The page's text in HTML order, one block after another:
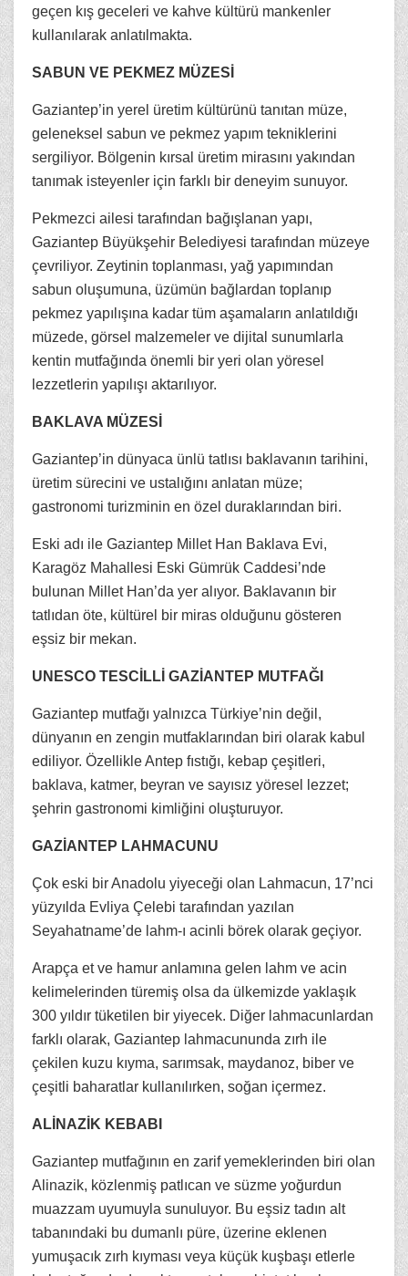
geçen kış geceleri ve kahve kültürü mankenler
kullanılarak anlatılmakta.
SABUN VE PEKMEZ MÜZESİ
Gaziantep’in yerel üretim kültürünü tanıtan müze,
geleneksel sabun ve pekmez yapım tekniklerini
sergiliyor. Bölgenin kırsal üretim mirasını yakından
tanımak isteyenler için farklı bir deneyim sunuyor.
Pekmezci ailesi tarafından bağışlanan yapı,
Gaziantep Büyükşehir Belediyesi tarafından müzeye
çevriliyor. Zeytinin toplanması, yağ yapımından
sabun oluşumuna, üzümün bağlardan toplanıp
pekmez yapılışına kadar tüm aşamaların anlatıldığı
müzede, görsel malzemeler ve dijital sunumlarla
kentin mutfağında önemli bir yeri olan yöresel
lezzetlerin yapılışı aktarılıyor.
BAKLAVA MÜZESİ
Gaziantep’in dünyaca ünlü tatlısı baklavanın tarihini,
üretim sürecini ve ustalığını anlatan müze;
gastronomi turizminin en özel duraklarından biri.
Eski adı ile Gaziantep Millet Han Baklava Evi,
Karagöz Mahallesi Eski Gümrük Caddesi’nde
bulunan Millet Han’da yer alıyor. Baklavanın bir
tatlıdan öte, kültürel bir miras olduğunu gösteren
eşsiz bir mekan.
UNESCO TESCİLLİ GAZİANTEP MUTFAĞI
Gaziantep mutfağı yalnızca Türkiye’nin değil,
dünyanın en zengin mutfaklarından biri olarak kabul
ediliyor. Özellikle Antep fıstığı, kebap çeşitleri,
baklava, katmer, beyran ve sayısız yöresel lezzet;
şehrin gastronomi kimliğini oluşturuyor.
GAZİANTEP LAHMACUNU
Çok eski bir Anadolu yiyeceği olan Lahmacun, 17’nci
yüzyılda Evliya Çelebi tarafından yazılan
Seyahatname’de lahm-ı acinli börek olarak geçiyor.
Arapça et ve hamur anlamına gelen lahm ve acin
kelimelerinden türemiş olsa da ülkemizde yaklaşık
300 yıldır tüketilen bir yiyecek. Diğer lahmacunlardan
farklı olarak, Gaziantep lahmacununda zırh ile
çekilen kuzu kıyma, sarımsak, maydanoz, biber ve
çeşitli baharatlar kullanılırken, soğan içermez.
ALİNAZİK KEBABI
Gaziantep mutfağının en zarif yemeklerinden biri olan
Alinazik, közlenmiş patlıcan ve süzme yoğurdun
muazzam uyumuyla sunuluyor. Bu eşsiz tadın alt
tabanındaki bu dumanlı püre, üzerine eklenen
yumuşacık zırh kıyması veya küçük kuşbaşı etlerle